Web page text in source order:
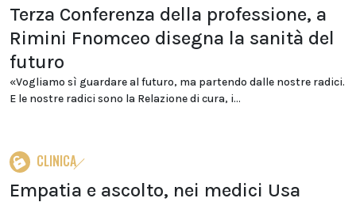
Terza Conferenza della professione, a
Rimini Fnomceo disegna la sanità del
futuro
«Vogliamo sì guardare al futuro, ma partendo dalle nostre radici.
E le nostre radici sono la Relazione di cura, i...
CLINICA
Empatia e ascolto, nei medici Usa